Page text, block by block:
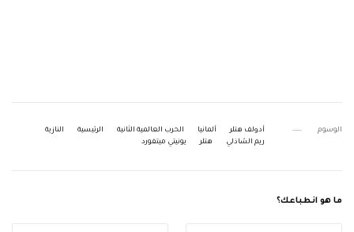
الوسوم أدولف هتلر ألمانيا الحرب العالمية الثانية الرئيسية
النازية
ريم الشاذلي
هتلر يونيتي ميتفورد
ما هو انطباعك؟